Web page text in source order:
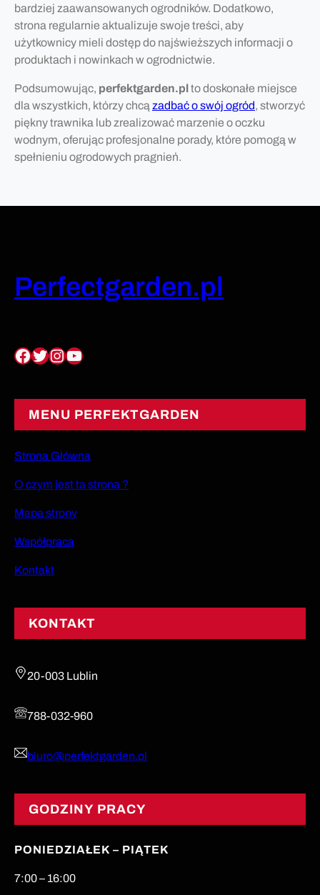
bardziej zaawansowanych ogrodników. Dodatkowo,
strona regularnie aktualizuje swoje treści, aby
użytkownicy mieli dostęp do najświeższych informacji o
produktach i nowinkach w ogrodnictwie.
Podsumowując, perfektgarden.pl to doskonałe miejsce
dla wszystkich, którzy chcą zadbać o swój ogród, stworzyć
piękny trawnika lub zrealizować marzenie o oczku
wodnym, oferując profesjonalne porady, które pomogą w
spełnieniu ogrodowych pragnień.
Perfectgarden.pl
Facebook Twitter InstagramYouTube
MENU PERFEKTGARDEN
Strona Główna
O czym jest ta strona ?
Mapa strony
Współpraca
Kontakt
KONTAKT
20-003 Lublin
788-032-960
biuro@perfektgarden.pl
GODZINY PRACY
PONIEDZIAŁEK – PIĄTEK
7:00 – 16:00